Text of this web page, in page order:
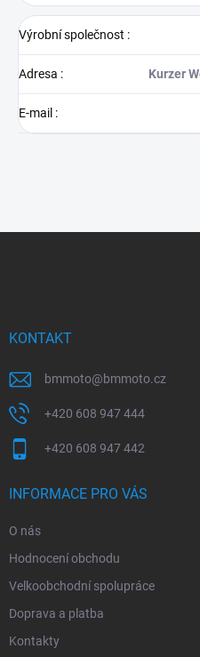
Výrobní společnost :
Adresa : Kurzer
E-mail :
KONTAKT
bmmoto@bmmoto.cz
+420 608 947 444
+420 608 947 442
INFORMACE PRO VÁS
O nás
Hodnocení obchodu
Velkoobchodní spolupráce
Doprava a platba
Kontakty